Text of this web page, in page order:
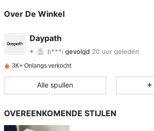
cm / 39 in, Kleur: Veel kleurig, Maat: M
Over De Winkel
Daypath
b***i
1.2K Artikelen 62Volgers
1.2K 62
1.2K 62
3K+ Onlangs verkocht
Alle spullen
OVEREENKOMENDE STIJLEN